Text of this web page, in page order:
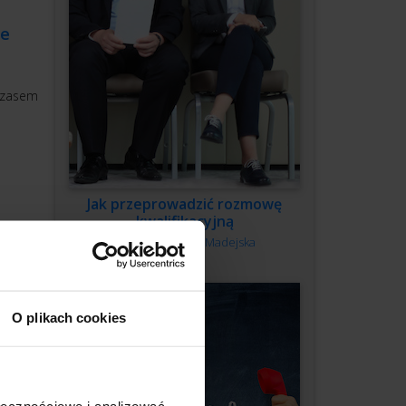
O plikach cookies
Jak przeprowadzić rozmowę
kwalifikacyjną
Autor:Monika Madejska